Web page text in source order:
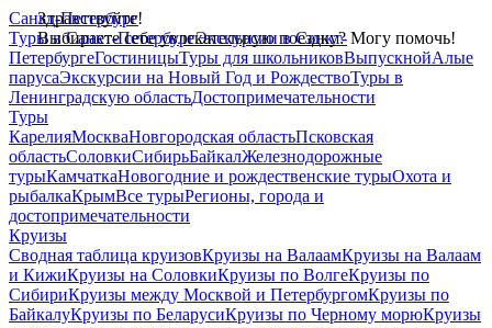
Здравствуйте!
Выбираете себе увлекательную поездку? Могу помочь!
Санкт-Петербург
Туры в Санкт-ПетербургЭкскурсии в Санкт-
ПетербургеГостиницыТуры для школьниковВыпускнойАлые
парусаЭкскурсии на Новый Год и РождествоТуры в
Ленинградскую областьДостопримечательности
Туры
КарелияМоскваНовгородская областьПсковская
областьСоловкиСибирьБайкалЖелезнодорожные
турыКамчаткаНовогодние и рождественские турыОхота и
рыбалкаКрымВсе турыРегионы, города и
достопримечательности
Круизы
Сводная таблица круизовКруизы на ВалаамКруизы на Валаам
и КижиКруизы на СоловкиКруизы по ВолгеКруизы по
СибириКруизы между Москвой и ПетербургомКруизы по
БайкалуКруизы по БеларусиКруизы по Черному морюКруизы